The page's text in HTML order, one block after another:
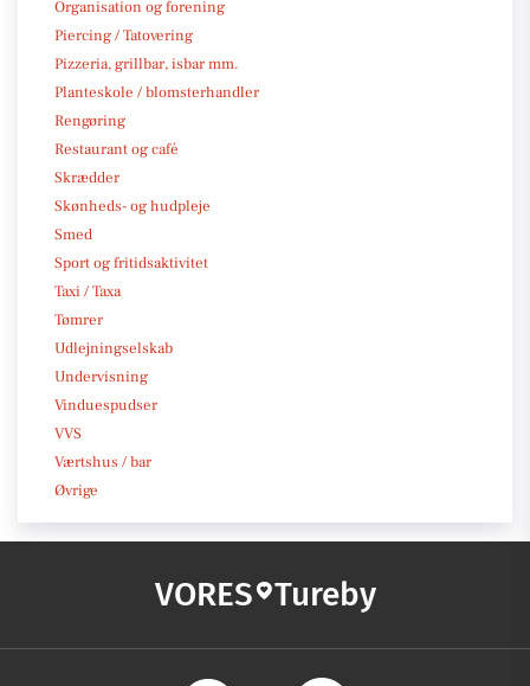
Organisation og forening
Piercing / Tatovering
Pizzeria, grillbar, isbar mm.
Planteskole / blomsterhandler
Rengøring
Restaurant og café
Skrædder
Skønheds- og hudpleje
Smed
Sport og fritidsaktivitet
Taxi / Taxa
Tømrer
Udlejningselskab
Undervisning
Vinduespudser
VVS
Værtshus / bar
Øvrige
VORES Tureby